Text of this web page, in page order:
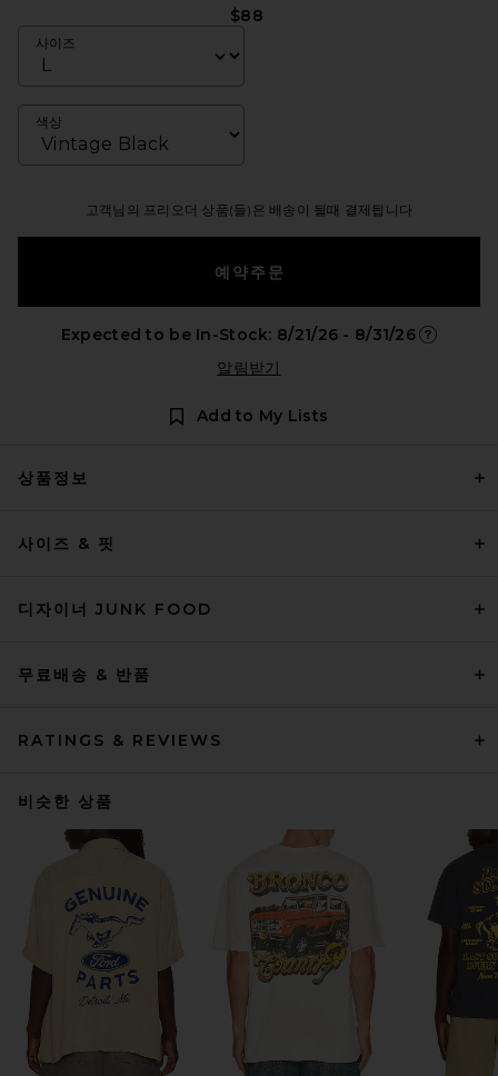
$88
사이즈
색상
고객님의 프리오더 상품(들)은 배송이 될때 결제됩니다
예약주문
Expected to be In-Stock: 8/21/26 - 8/31/26
알림받기
Add to My Lists
상품정보
사이즈 & 핏
디자이너 JUNK FOOD
무료배송 & 반품
RATINGS & REVIEWS
비슷한 상품